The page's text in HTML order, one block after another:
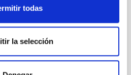
todas
la selección
6 2026